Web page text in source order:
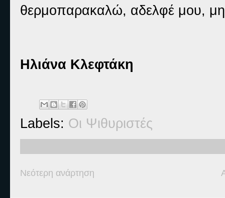
θερμοπαρακαλώ, αδελφέ μου,
Ηλιάνα Κλεφτάκη
Labels: Οι Ψιθυριστές
Νεότερη ανάρτηση